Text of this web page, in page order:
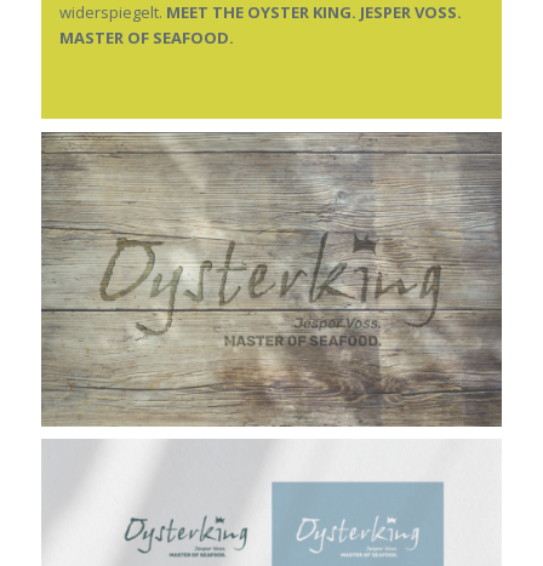
widerspiegelt. MEET THE OYSTER KING. JESPER VOSS.
MASTER OF SEAFOOD.